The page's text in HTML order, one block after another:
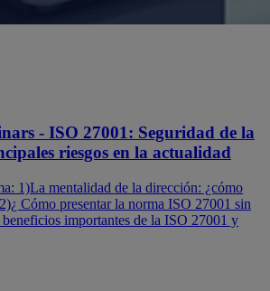
- ISO 27001: Seguridad de la
riesgos en la actualidad
1)La mentalidad de la dirección: ¿cómo
Cómo presentar la norma ISO 27001 sin
importantes de la ISO 27001 y